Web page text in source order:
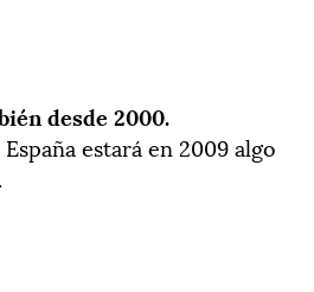
desde 2000.
estará en 2009 algo